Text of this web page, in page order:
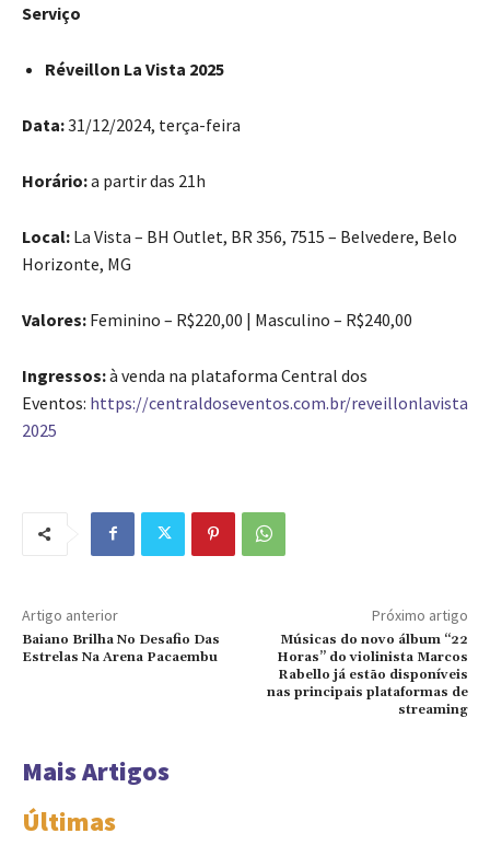
Serviço
Réveillon La Vista 2025
Data:31/12/2024, terça-feira
Horário:a partir das 21h
Local: La Vista – BH Outlet, BR 356, 7515 – Belvedere, Belo
Horizonte, MG
Valores: Feminino – R$220,00 | Masculino – R$240,00
Ingressos:à venda na plataforma Central dos
Eventos: https://centraldoseventos.com.br/reveillonlavista
2025
Artigo anterior
Baiano Brilha No Desafio Das
Estrelas Na Arena Pacaembu
Próximo artigo
Músicas do novo álbum “22
Horas” do violinista Marcos
Rabello já estão disponíveis
nas principais plataformas de
streaming
Mais Artigos
Últimas